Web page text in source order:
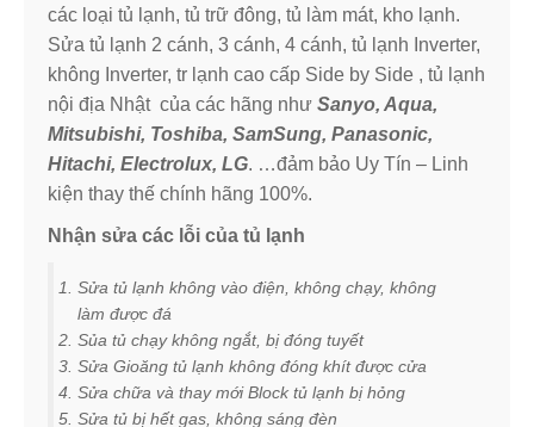
các loại tủ lạnh, tủ trữ đông, tủ làm mát, kho lạnh.
Sửa tủ lạnh 2 cánh, 3 cánh, 4 cánh, tủ lạnh Inverter,
không Inverter, tr lạnh cao cấp Side by Side , tủ lạnh
nội địa Nhật của các hãng như Sanyo, Aqua,
Mitsubishi, Toshiba, SamSung, Panasonic,
Hitachi, Electrolux, LG. …đảm bảo Uy Tín – Linh
kiện thay thế chính hãng 100%.
Nhận sửa các lỗi của tủ lạnh
Sửa tủ lạnh không vào điện, không chạy, không
làm được đá
Sủa tủ chạy không ngắt, bị đóng tuyết
Sửa Gioăng tủ lạnh không đóng khít được cửa
Sửa chữa và thay mới Block tủ lạnh bị hỏng
Sửa tủ bị hết gas, không sáng đèn